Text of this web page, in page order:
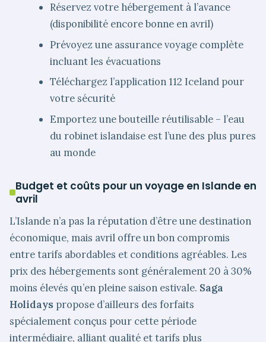
Réservez votre hébergement à l’avance
(disponibilité encore bonne en avril)
Prévoyez une assurance voyage complète
incluant les évacuations
Téléchargez l’application 112 Iceland pour
votre sécurité
Emportez une bouteille réutilisable – l’eau
du robinet islandaise est l’une des plus pures
au monde
Budget et coûts pour un voyage en Islande en
avril
L’Islande n’a pas la réputation d’être une destination
économique, mais avril offre un bon compromis
entre tarifs abordables et conditions agréables. Les
prix des hébergements sont généralement 20 à 30%
moins élevés qu’en pleine saison estivale. Saga
Holidays propose d’ailleurs des forfaits
spécialement conçus pour cette période
intermédiaire, alliant qualité et tarifs plus